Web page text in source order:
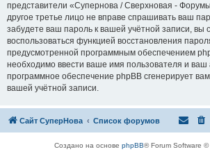
представители «Супернова / Сверхновая -
другое третье лицо не вправе спрашивать ваш
забудете ваш пароль к вашей учётной записи, вы
воспользоваться функцией восстановления
предусмотренной программным обеспечением
необходимо ввести ваше имя пользователя и ваш
программное обеспечение phpBB сгенерирует
вашей учётной записи.
Сайт СуперНова Список форумов
Создано на основе phpBB® Forum Software ©